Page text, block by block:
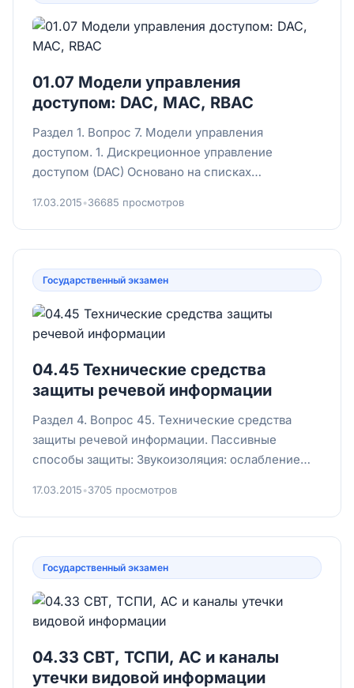
01.07 Модели управления
доступом: DAC, MAC, RBAC
Раздел 1. Вопрос 7. Модели управления
доступом. 1. Дискреционное управление
доступом (DAC) Основано на списках
17.03.2015•36685 просмотров
Государственный экзамен
04.45 Технические средства
защиты речевой информации
Раздел 4. Вопрос 45. Технические средства
защиты речевой информации. Пассивные
способы защиты: Звукоизоляция: ослабление
17.03.2015•3705 просмотров
Государственный экзамен
04.33 СВТ, ТСПИ, АС и каналы
утечки видовой информации